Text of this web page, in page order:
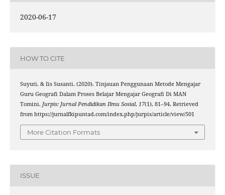
2020-06-17
HOW TO CITE
Suyuti, & Iis Susanti. (2020). Tinjauan Penggunaan Metode Mengajar
Guru Geografi Dalam Proses Belajar Mengajar Geografi Di MAN
Tomini. Jurpis: Jurnal Pendidikan Ilmu Sosial, 17(1), 81–94. Retrieved
from https://jurnalfkipuntad.com/index.php/jurpis/article/view/501
More Citation Formats
ISSUE